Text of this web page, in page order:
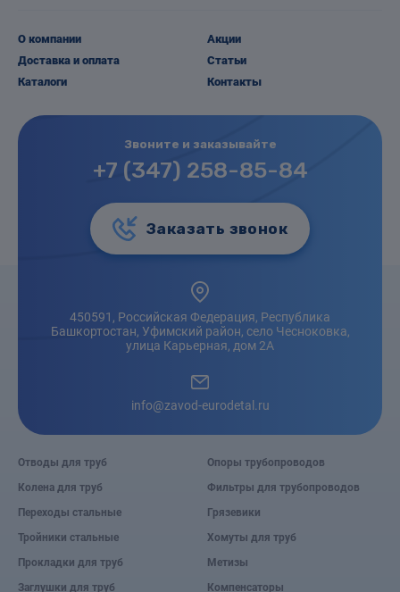
О компании
Доставка и оплата
Каталоги
Акции
Статьи
Контакты
Звоните и заказывайте
+7 (347) 258-85-84
Заказать звонок
450591, Российская Федерация, Республика
Башкортостан, Уфимский район, село Чесноковка,
улица Карьерная, дом 2А
info@zavod-eurodetal.ru
Отводы для труб
Колена для труб
Переходы стальные
Тройники стальные
Прокладки для труб
Заглушки для труб
Опоры трубопроводов
Фильтры для трубопроводов
Грязевики
Хомуты для труб
Метизы
Компенсаторы